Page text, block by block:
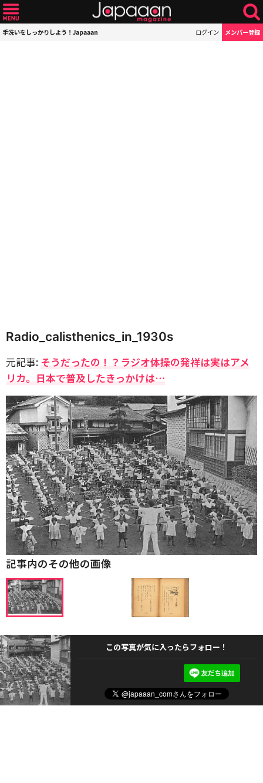
手洗いをしっかりしよう！Japaaan ログイン メンバー登録
Radio_calisthenics_in_1930s
元記事: そうだったの！？ラジオ体操の発祥は実はアメ
リカ。日本で普及したきっかけは…
記事内のその他の画像
この写真が気に入ったらフォロー！